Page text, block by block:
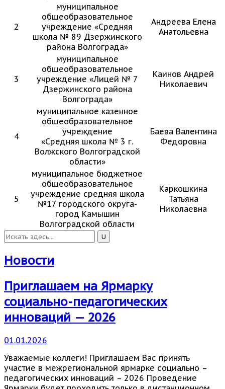
2
муниципальное
общеобразовательное
учреждение «Средняя
школа № 89 Дзержинского
района Волгограда»
Андреева Елена
Анатольевна
3
муниципальное
общеобразовательное
учреждение «Лицей № 7
Дзержинского района
Волгограда»
Каинов Андрей
Николаевич
4
муниципальное казенное
общеобразовательное
учреждение
«Средняя школа № 3 г.
Волжского Волгоградской
области»
Баева Валентина
Федоровна
5
муниципальное бюджетное
общеобразовательное
учреждение средняя школа
№17 городского округа-
город Камышин
Волгоградской области
Каркошкина
Татьяна
Николаевна
Новости
Приглашаем на Ярмарку
социально-педагогических
инноваций — 2026
01.01.2026
Уважаемые коллеги! Приглашаем Вас принять
участие в межрегиональной ярмарке социально –
педагогических инноваций – 2026 Проведение